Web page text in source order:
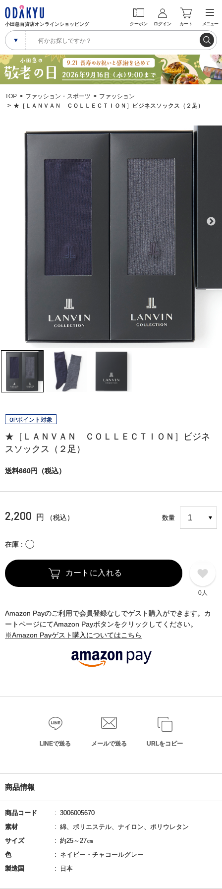
小田急百貨店オンラインショッピング クーポン ログイン カート メニュー
TOP ファッション・スポーツ
ファッション
★［ＬＡＮＶＡＮ ＣＯＬＬＥＣＴＩＯＮ］ビジネスソックス（２足）
OPポイント対象
★［ＬＡＮＶＡＮ ＣＯＬＬＥＣＴＩＯＮ］ビジネ
スソックス（２足）
送料660円（税込）
2,200 円 （税込） 数量
在庫 〇
カートに入れる
0人
Amazon Payのご利用で会員登録なしでゲスト購入ができます。カ
ートページにてAmazon Payボタンをクリックしてください。
※Amazon Payゲスト購入についてはこちら
LINEで送る メールで送る URLをコピー
商品情報
商品コード
3006005670
素材
綿、ポリエステル、ナイロン、ポリウレタン
サイズ
約25～27㎝
色
ネイビー・チャコールグレー
製造国
日本